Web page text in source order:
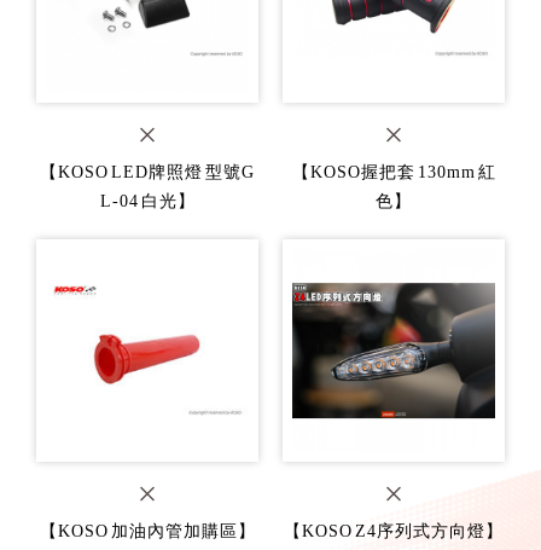
【KOSO LED牌照燈 型號G
L-04 白光】
【KOSO握把套 130mm 紅
色】
【KOSO 加油內管加購區】 【KOSO Z4序列式方向燈】